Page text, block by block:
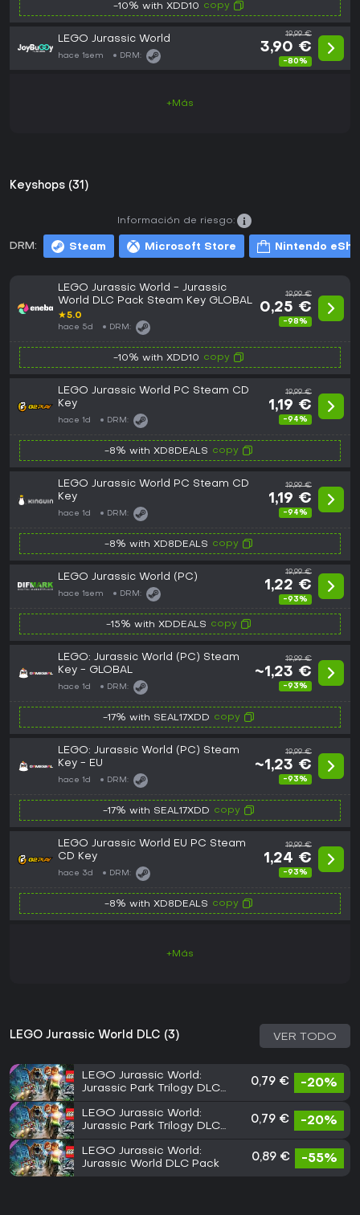
-10% with XDD10 copy
LEGO Jurassic World
hace 1sem DRM:
19,99 €
3,90 €
-80%
+Más
Keyshops (31)
DRM: Steam Microsoft Store Nintendo
Información de riesgo:
LEGO Jurassic World - Jurassic
World DLC Pack Steam Key GLOBAL
★5.0
hace 5d DRM:
19,99 €
0,25 €
-98%
-10% with XDD10 copy
LEGO Jurassic World PC Steam CD
Key
hace 1d DRM:
19,99 €
1,19 €
-94%
-8% with XD8DEALS copy
LEGO Jurassic World PC Steam CD
Key
hace 1d DRM:
19,99 €
1,19 €
-94%
-8% with XD8DEALS copy
LEGO Jurassic World (PC)
hace 1sem DRM:
19,99 €
1,22 €
-93%
-15% with XDDEALS copy
LEGO: Jurassic World (PC) Steam
Key - GLOBAL
hace 1d DRM:
19,99 €
~1,23 €
-93%
-17% with SEAL17XDD copy
LEGO: Jurassic World (PC) Steam
Key - EU
hace 1d DRM:
19,99 €
~1,23 €
-93%
-17% with SEAL17XDD copy
LEGO Jurassic World EU PC Steam
CD Key
hace 3d DRM:
19,99 €
1,24 €
-93%
-8% with XD8DEALS copy
+Más
LEGO Jurassic World DLC (3) VER TODO
LEGO Jurassic World:
Jurassic Park Trilogy DLC
0,79 € -20%
LEGO Jurassic World:
Jurassic Park Trilogy DLC
0,79 € -20%
LEGO Jurassic World:
Jurassic World DLC Pack
0,89 € -55%